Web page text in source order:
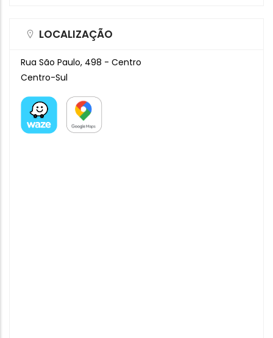
LOCALIZAÇÃO
Rua São Paulo, 498 - Centro
Centro-Sul